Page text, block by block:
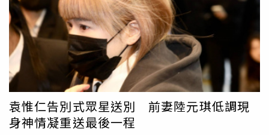
說：「如果還有來生，希望他能好好照顧身體，也多陪伴身
邊的人。」被問到最後一次聯絡的時間，陶晶瑩
「其實就是他倒下來的時候，我們剛好在上海。他孩子飛過
來時，也是我老公到機場接的。」她感慨地說，小胖平時雖
然愛開玩笑、有點「賴皮」，但也感謝他留下許多動人的作
品與好歌，「真的要非常感謝他的才華。」
袁惟仁告別式眾星送別 前妻陸元琪低調現
身神情凝重送最後一程